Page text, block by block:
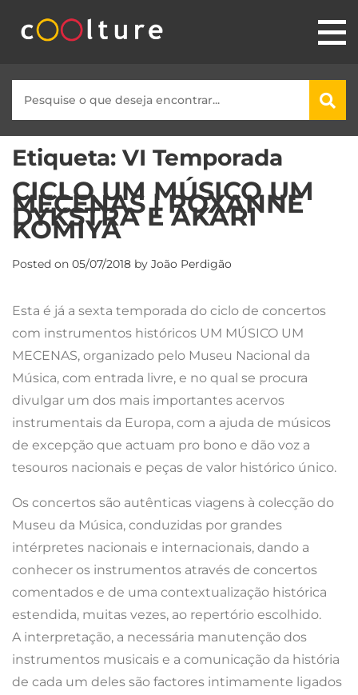
Etiqueta: VI Temporada
CICLO UM MÚSICO UM
MECENAS | ROXANNE
DYKSTRA E AKARI
KOMIYA
Posted on 05/07/2018 by João Perdigão
Esta é já a sexta temporada do ciclo de concertos
com instrumentos históricos UM MÚSICO UM
MECENAS, organizado pelo Museu Nacional da
Música, com entrada livre, e no qual se procura
divulgar um dos mais importantes acervos
instrumentais da Europa, com a ajuda de músicos
de excepção que actuam pro bono e dão voz a
tesouros nacionais e peças de valor histórico único.
Os concertos são autênticas viagens à colecção do
Museu da Música, conduzidas por grandes
intérpretes nacionais e internacionais, dando a
conhecer os instrumentos através de concertos
comentados e de uma contextualização histórica
estendida, muitas vezes, ao repertório escolhido.
A interpretação, a necessária manutenção dos
instrumentos musicais e a comunicação da história
de cada um deles são factores intimamente ligados